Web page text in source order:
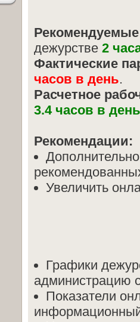
дежурстве 2
Фактические
часов в день.
Расчетное
3.4 часов в день
Рекомендации:
Увеличить
Графики
администрацию
Показатели